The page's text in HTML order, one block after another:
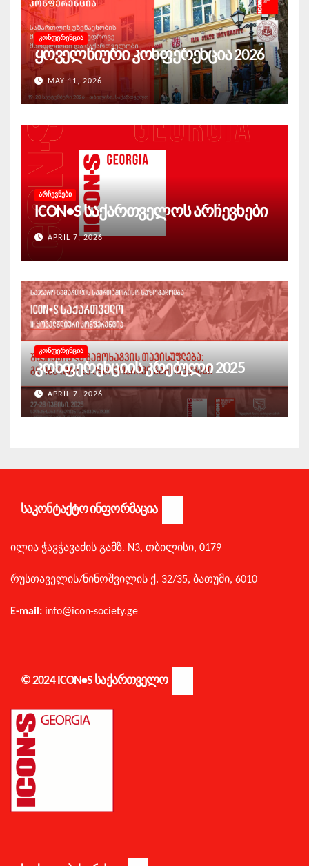
ᲙᲝᲜᲤᲔᲠᲔᲜᲪᲘᲐ
ყოველწიური კონფერენცია 2026
MAY 11, 2026
ᲐᲠᲩᲔᲕᲜᲔᲑᲘ
ICON•S საქართველოს არჩევნები
APRIL 7, 2026
ᲙᲝᲜᲤᲔᲠᲔᲜᲪᲘᲐ
კონფერენციის კრებული 2025
APRIL 7, 2026
ᲡᲐᲙᲝᲜᲢᲐᲥᲢᲝ ᲘᲜᲤᲝᲠᲛᲐᲪᲘᲐ
ილია ჭავჭავაძის გამზ. N3, თბილისი, 0179
რუსთაველის/ნინოშვილის ქ. 32/35, ბათუმი, 6010
E-mail: info@icon-society.ge
© 2024 ICON•S ᲡᲐᲥᲐᲠᲗᲕᲔᲚᲝ